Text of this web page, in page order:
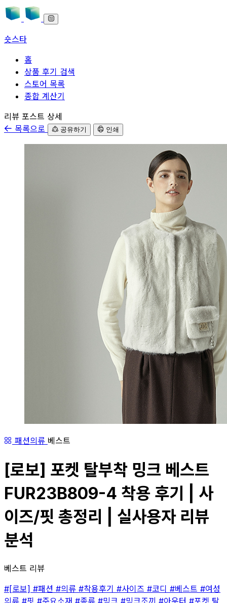
숏스타
홈
상품 후기 검색
스토어 목록
종합 계산기
본문으로 바로가기
리뷰 포스트 상세
목록으로
공유하기 인쇄
패션의류 베스트
[로보] 포켓 탈부착 밍크 베스트
FUR23B809-4 착용 후기 | 사
이즈/핏 총정리 | 실사용자 리뷰
분석
베스트 리뷰
#[로보] #패션 #의류 #착용후기 #사이즈 #코디 #베스트 #여성
의류 #핏 #주요소재 #종류 #밍크 #밍크조끼 #아우터 #포켓 탈